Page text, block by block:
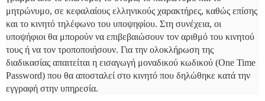
μητρώνυμο, σε κεφαλαίους ελληνικούς χαρακτήρες, καθώς επίσης
και το κινητό τηλέφωνο του υποψηφίου. Στη συνέχεια, οι
υποψήφιοι θα μπορούν να επιβεβαιώσουν τον αριθμό του κινητού
τους ή να τον τροποποιήσουν. Για την ολοκλήρωση της
διαδικασίας απαιτείται η εισαγωγή μοναδικού κωδικού (One Time
Password) που θα αποσταλεί στο κινητό που δηλώθηκε κατά την
εγγραφή στην υπηρεσία.